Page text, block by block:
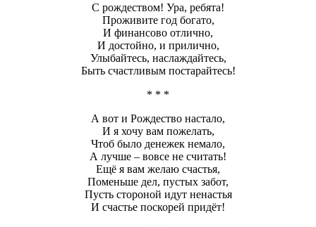
С рождеством! Ура, ребята!
Проживите год богато,
И финансово отлично,
И достойно, и прилично,
Улыбайтесь, наслаждайтесь,
Быть счастливым постарайтесь!
* * *
А вот и Рождество настало,
И я хочу вам пожелать,
Чтоб было денежек немало,
А лучше – вовсе не считать!
Ещё я вам желаю счастья,
Поменьше дел, пустых забот,
Пусть стороной идут ненастья
И счастье поскорей придёт!